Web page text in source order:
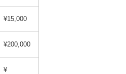
¥15,000
¥200,000
¥